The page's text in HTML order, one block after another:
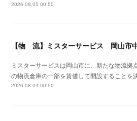
2026.08.05 00:50
ミスターサービスは岡山市に、新たな物流
の物流倉庫の一部を賃借して開設すること
2026.08.04 00:50